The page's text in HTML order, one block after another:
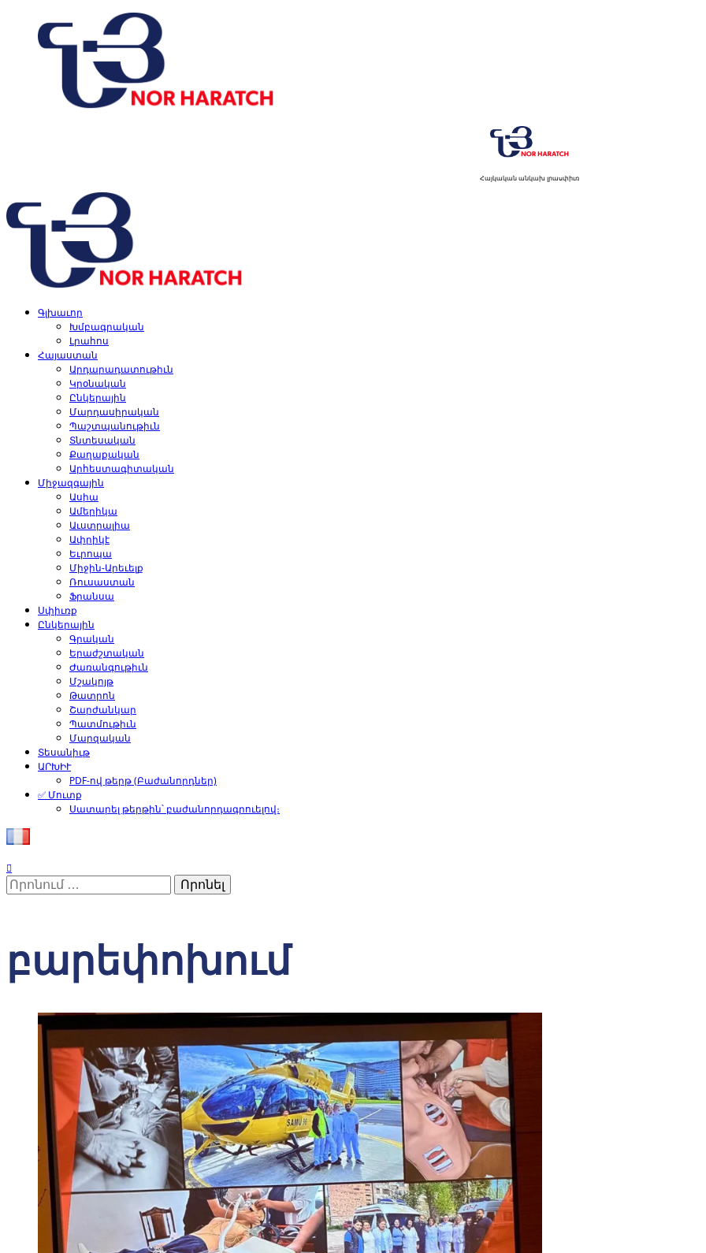
content
Հայկական անկախ լրասփիւռ
Primary
Menu
Գլխաւոր
Խմբագրական
Լրահոս
Հայաստան
Արդարադատութիւն
Կրօնական
Ընկերային
Մարդասիրական
Պաշտպանութիւն
Տնտեսական
Քաղաքական
Արհեստագիտական
Միջազգային
Ասիա
Ամերիկա
Աւստրալիա
Ափրիկէ
Եւրոպա
Միջին-Արեւելք
Ռուսաստան
Ֆրանսա
Սփիւռք
Ընկերային
Գրական
Երաժշտական
Ժառանգութիւն
Մշակոյթ
Թատրոն
Շարժանկար
Պատմութիւն
Մարզական
Տեսանիւթ
ԱՐԽԻՒ
PDF-ով թերթ (Բաժանորդներ)
✅ Մուտք
Սատարել թերթին՝ բաժանորդագրուելով։
Որոնել՝
բարեփոխում